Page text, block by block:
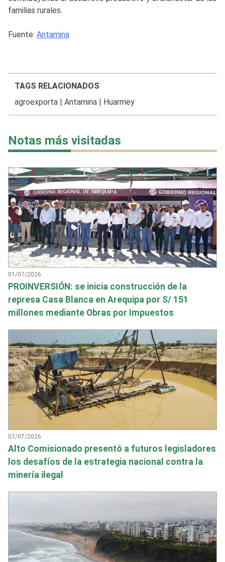
familias rurales.
Fuente: Antamina
TAGS RELACIONADOS
agroexporta| Antamina| Huarmey
Notas más visitadas
01/07/2026
PROINVERSIÓN: se inicia construcción de la
represa Casa Blanca en Arequipa por S/ 151
millones mediante Obras por Impuestos
07/07/2026
Alto Comisionado presentó a futuros legisladores
los desafíos de la estrategia nacional contra la
minería ilegal